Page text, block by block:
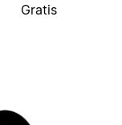
Gratis